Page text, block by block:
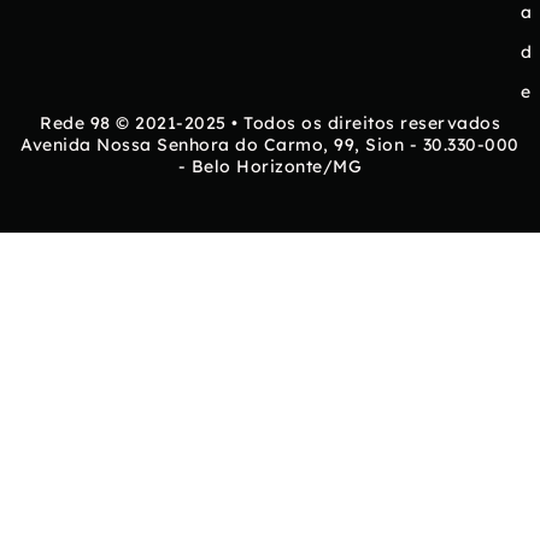
a
d
e
Rede 98 © 2021-2025 • Todos os direitos reservados
Avenida Nossa Senhora do Carmo, 99, Sion - 30.330-000
- Belo Horizonte/MG